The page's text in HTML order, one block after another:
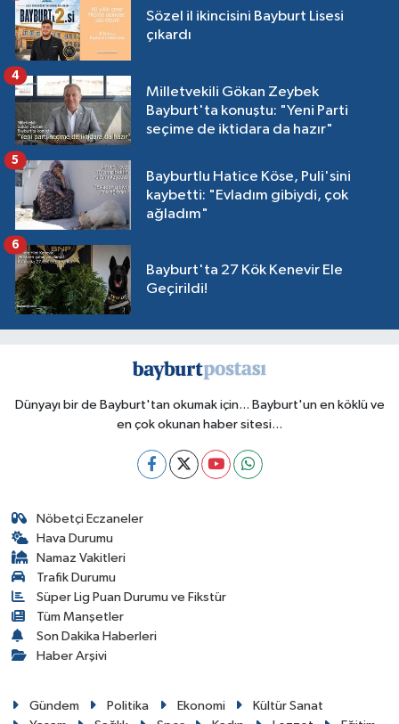
Sözel il ikincisini Bayburt Lisesi
çıkardı
Milletvekili Gökan Zeybek
Bayburt'ta konuştu: "Yeni Parti
seçime de iktidara da hazır"
4
Bayburtlu Hatice Köse, Puli'sini
kaybetti: "Evladım gibiydi, çok
ağladım"
5
Bayburt'ta 27 Kök Kenevir Ele
Geçirildi!
6
Dünyayı bir de Bayburt'tan okumak için... Bayburt'un en köklü ve
en çok okunan haber sitesi...
Nöbetçi Eczaneler
Hava Durumu
Namaz Vakitleri
Trafik Durumu
Süper Lig Puan Durumu ve Fikstür
Tüm Manşetler
Son Dakika Haberleri
Haber Arşivi
Gündem Politika Ekonomi
Kültür Sanat